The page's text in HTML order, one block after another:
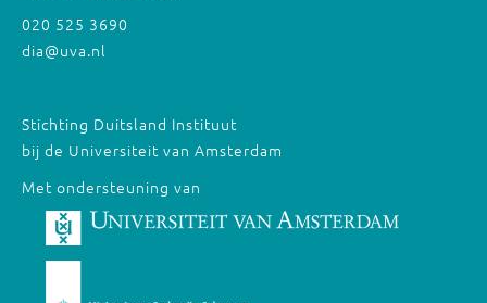
020 525 3690
dia@uva.nl
Stichting Duitsland Instituut
bij de Universiteit van Amsterdam
Met ondersteuning van